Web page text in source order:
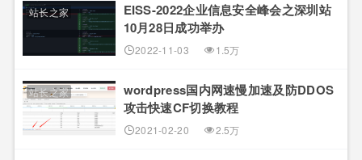
站长之家
EISS-2022企业信息安全峰会之深圳站
10月28日成功举办
2022-11-03 1.5万
站长之家
wordpress国内网速慢加速及防DDOS
攻击快速CF切换教程
2021-02-20 2.5万